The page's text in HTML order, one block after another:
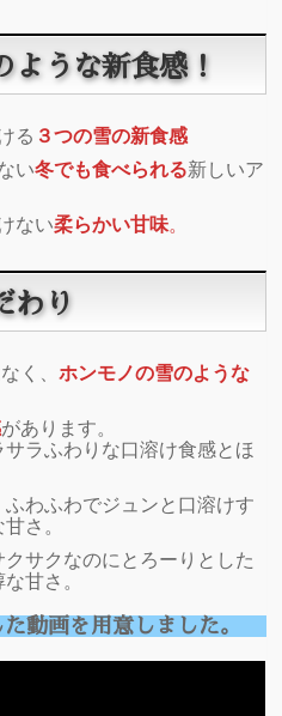
ような新食感！
る ３つの雪の新食感
い冬でも食べられる新しいア
ない柔らかい甘味。
わり
く、ホンモノの雪のような
があります。
サラふわりな口溶け食感とほ
ふわふわでジュンと口溶けす
さ。
クサクなのにとろーりとした
甘さ。
動画を用意しました。